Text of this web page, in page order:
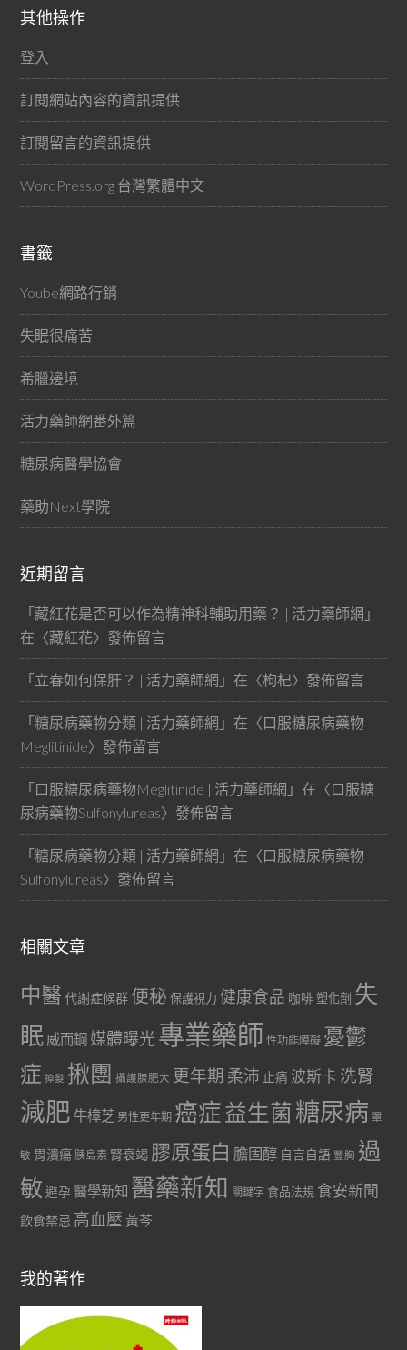
其他操作
登入
訂閱網站內容的資訊提供
訂閱留言的資訊提供
WordPress.org 台灣繁體中文
書籤
Yoube網路行銷
失眠很痛苦
希臘邊境
活力藥師網番外篇
糖尿病醫學協會
藥助Next學院
近期留言
「藏紅花是否可以作為精神科輔助用藥？ | 活力藥師網 」
在〈藏紅花〉發佈留言
「立春如何保肝？ | 活力藥師網 」在〈枸杞〉發佈留言
「糖尿病藥物分類 | 活力藥師網 」在〈口服糖尿病藥物
Meglitinide〉發佈留言
「口服糖尿病藥物Meglitinide | 活力藥師網 」在〈口服糖
尿病藥物Sulfonylureas〉發佈留言
「糖尿病藥物分類 | 活力藥師網 」在〈口服糖尿病藥物
Sulfonylureas〉發佈留言
相關文章
中醫代謝症候群 便秘 保護視力 健康食品 咖啡 塑化劑 失
眠 威而鋼 媒體曝光專業藥師 性功能障礙 憂鬱
症 掉髮 揪團 攝護腺肥大 更年期 柔沛 止痛 波斯卡 洗腎
減肥 牛樟芝 男性更年期 癌症益生菌 糖尿病 罩
敏 胃潰瘍 胰島素 腎衰竭 膠原蛋白 膽固醇 自言自語 豐胸 過
敏 避孕 醫學新知 醫藥新知 關鍵字 食品法規 食安新聞
飲食禁忌 高血壓 黃芩
我的著作